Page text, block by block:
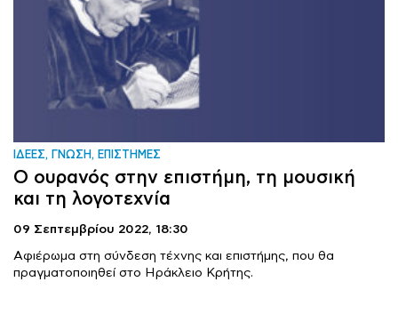
ΙΔΕΕΣ, ΓΝΩΣΗ, ΕΠΙΣΤΗΜΕΣ
Ο ουρανός στην επιστήμη, τη μουσική
και τη λογοτεχνία
09 Σεπτεμβρίου 2022, 18:30
Αφιέρωμα στη σύνδεση τέχνης και επιστήμης, που θα
πραγματοποιηθεί στο Ηράκλειο Κρήτης.